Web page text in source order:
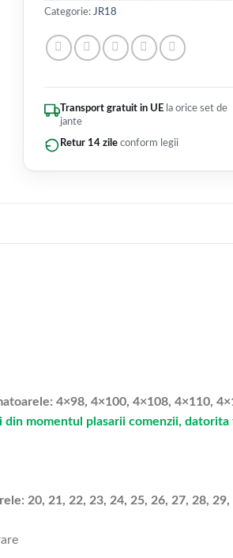
Categorie: JR18
Transport gratuit in UE la orice set de
jante
Retur 14 zile conform legii
4×98, 4×100, 4×108, 4×110,
momentul plasarii comenzii,
20, 21, 22, 23, 24, 25, 26, 27, 28,